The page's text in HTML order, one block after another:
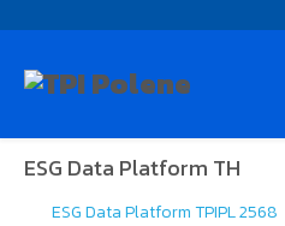
ESG Data Platform TH
ESG Data Platform TPIPL 2568